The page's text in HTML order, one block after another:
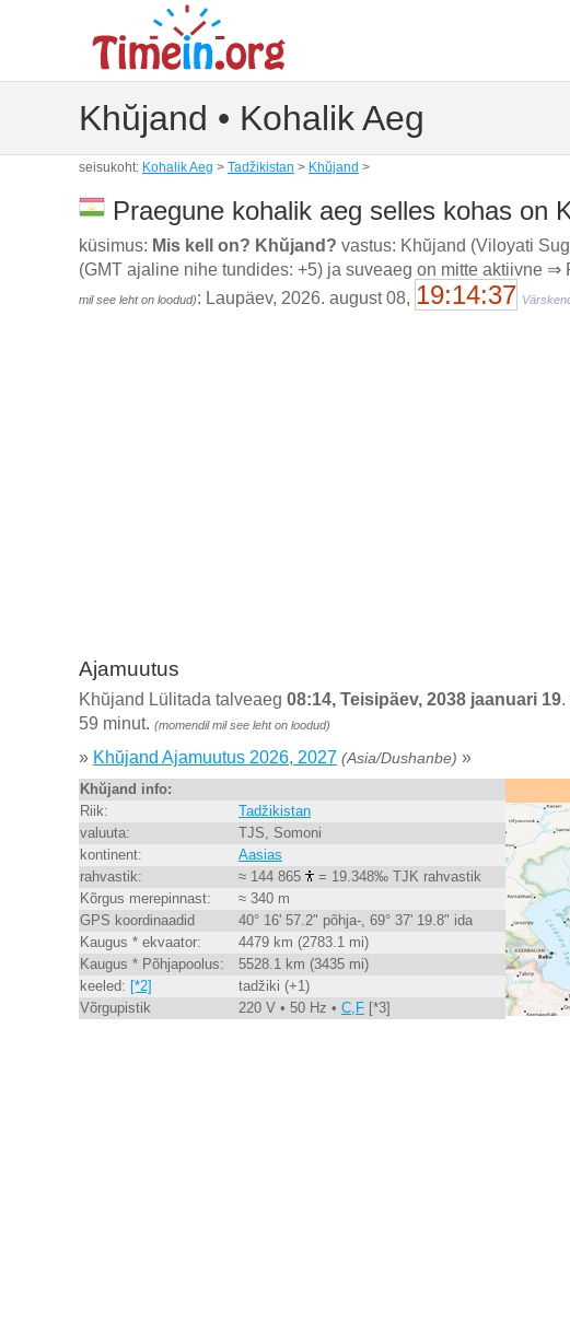
Khŭjand • Kohalik Aeg
seisukoht: Kohalik Aeg > Tadžikistan > Khŭjand >
Praegune kohalik aeg selles kohas on
küsimus: Mis kell on? Khŭjand? vastus: Khŭjand (Viloyati
(GMT ajaline nihe tundides: +5) ja suveaeg on mitte aktiivne ⇒
mil see leht on loodud): Laupäev, 2026. august 08, 19:14:38
Ajamuutus
Khŭjand Lülitada talveaeg 08:14, Teisipäev, 2038 jaanuari 19.
59 minut. (momendil mil see leht on loodud)
» Khŭjand Ajamuutus 2026, 2027 (Asia/Dushanbe) »
Khŭjand info:
Riik:
Tadžikistan
valuuta:
TJS, Somoni
kontinent:
Aasias
rahvastik:
≈ 144 865
= 19.348‰ TJK rahvastik
Kõrgus merepinnast:
≈ 340 m
GPS koordinaadid
40° 16' 57.2" põhja-, 69° 37' 19.8" ida
Kaugus * ekvaator:
4479 km (2783.1 mi)
Kaugus * Põhjapoolus:
5528.1 km (3435 mi)
keeled: [*2]
tadžiki (+1)
Võrgupistik
220 V • 50 Hz • C,F [*3]